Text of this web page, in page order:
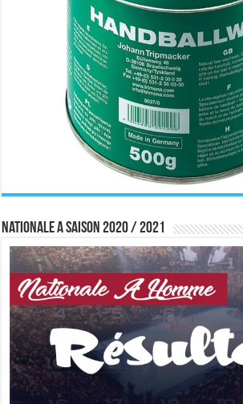
Nationale A saison 2020 / 2021